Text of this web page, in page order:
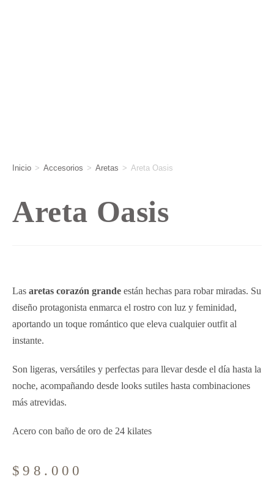
Inicio > Accesorios > Aretas > Areta Oasis
Areta Oasis
Las aretas corazón grande están hechas para robar miradas. Su
diseño protagonista enmarca el rostro con luz y feminidad,
aportando un toque romántico que eleva cualquier outfit al
instante.
Son ligeras, versátiles y perfectas para llevar desde el día hasta la
noche, acompañando desde looks sutiles hasta combinaciones
más atrevidas.
Acero con baño de oro de 24 kilates
$98.000